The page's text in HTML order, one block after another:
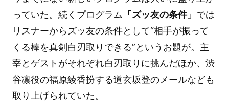
っていた。続くプログラム 「ズッ友の条件」 では
リスナーからズッ友の条件として“相手が振って
くる棒を真剣白刃取りできる”というお題が。主
宰とゲストがそれぞれ白刃取りに挑んだほか、渋
谷凛役の福原綾香扮する道玄坂登のメールなども
取り上げられていた。